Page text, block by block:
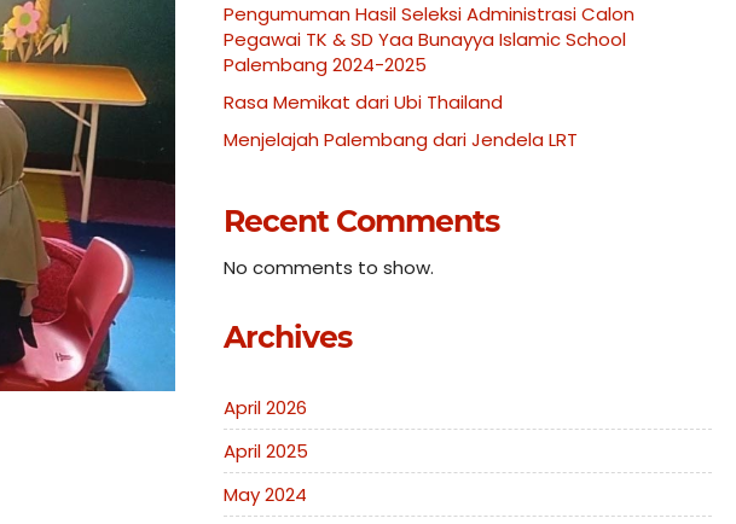
Pengumuman Hasil Seleksi Administrasi Calon
Pegawai TK & SD Yaa Bunayya Islamic School
Palembang 2024-2025
Rasa Memikat dari Ubi Thailand
Menjelajah Palembang dari Jendela LRT
Recent Comments
No comments to show.
Archives
April 2026
April 2025
May 2024